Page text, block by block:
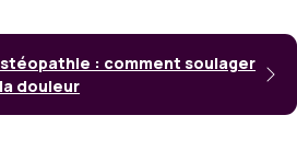
: comment soulager
douleur